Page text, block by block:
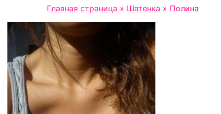
content
Главная страница » Шатенка » Полина